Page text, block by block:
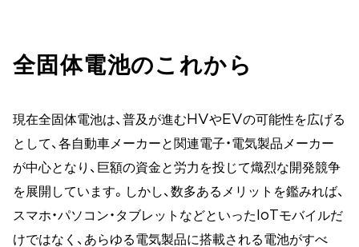
全固体電池のこれから
現在全固体電池は、普及が進むHVやEVの可能性を広げる
として、各自動車メーカーと関連電子・電気製品メーカー
が中心となり、巨額の資金と労力を投じて熾烈な開発競争
を展開しています。しかし、数多あるメリットを鑑みれば、
スマホ・パソコン・タブレットなどといったIoTモバイルだ
けではなく、あらゆる電気製品に搭載される電池がすべ